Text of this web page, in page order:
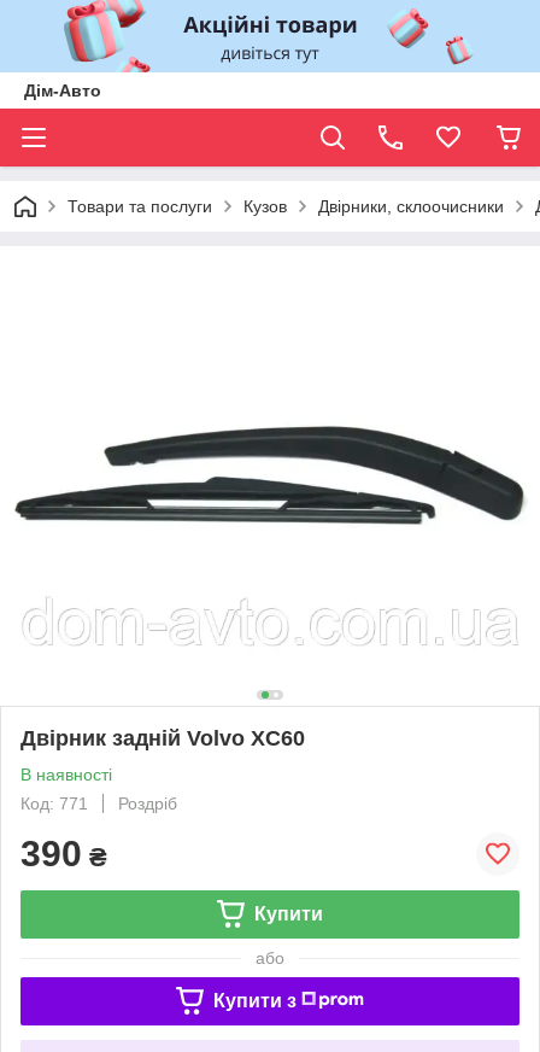
Дім-Авто
Товари та послуги Кузов Двірники, склоочисники
Двірник задній Volvo XC60
В наявності
Код: 771
Роздріб
390 ₴
Купити
або
Купити з